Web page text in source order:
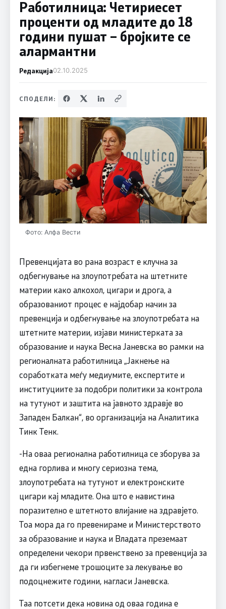
Работилница: Четириесет
проценти од младите до 18
години пушат – бројките се
алармантни
Редакција02.10.2025
СПОДЕЛИ:
Фото: Алфа Вести
Превенцијата во рана возраст е клучна за
одбегнување на злоупотребата на штетните
материи како алкохол, цигари и дрога, а
образованиот процес е најдобар начин за
превенција и одбегнување на злоупотребата на
штетните материи, изјави министерката за
образование и наука Весна Јаневска во рамки на
регионалната работилница „Јакнење на
соработката меѓу медиумите, експертите и
институциите за подобри политики за контрола
на тутунот и заштита на јавното здравје во
Западен Балкан“, во организација на Аналитика
Тинк Тенк.
-На оваа регионална работилница се зборува за
една горлива и многу сериозна тема,
злоупотребата на тутунот и електронските
цигари кај младите. Она што е навистина
поразително е штетното влијание на здравјето.
Тоа мора да го превенираме и Министерството
за образование и наука и Владата преземаат
определени чекори првенствено за превенција за
да ги избегнеме трошоците за лекување во
подоцнежите години, нагласи Јаневска.
Таа потсети дека новина од оваа година е